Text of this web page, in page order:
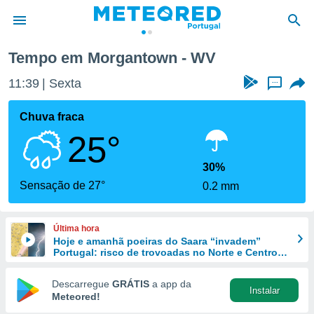
da
foi
fornecidas
a este
das
e
forma
digital
Tempo em Morgantown - WV
11:39 Sexta ...
Chuva fraca
25°
Sensação de 27°
30%
0.2 mm
Última hora
Hoje e amanhã poeiras do Saara “invadem”
Portugal: risco de trovoadas no Norte e Centro
Descarregue GRÁTIS a app da
Meteored!
Instalar